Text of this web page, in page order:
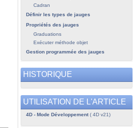
Cadran
Définir les types de jauges
Propriétés des jauges
Graduations
Exécuter méthode objet
Gestion programmée des jauges
HISTORIQUE
UTILISATION DE L'ARTICLE
4D - Mode Développement( 4D v21)